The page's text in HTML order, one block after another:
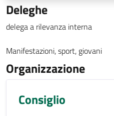
Deleghe
delega a rilevanza interna
Manifestazioni, sport, giovani
Organizzazione
Consiglio